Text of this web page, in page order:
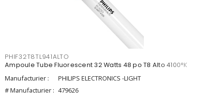
PHIF32T8TL941ALTO
Ampoule Tube Fluorescent 32 Watts 48 po T8 Alto 4100°K
Manufacturier :
PHILIPS ELECTRONICS -LIGHT
# Manufacturier : 479626